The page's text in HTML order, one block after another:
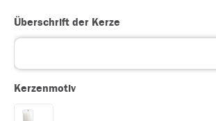
Überschrift der Kerze
Kerzenmotiv